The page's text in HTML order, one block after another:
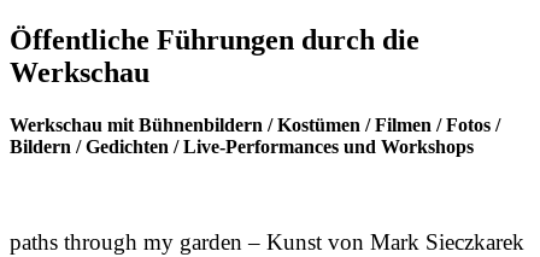
Öffentliche Führungen durch die
Werkschau
Werkschau mit Bühnenbildern / Kostümen / Filmen / Fotos /
Bildern / Gedichten / Live-Performances und Workshops
paths through my garden – Kunst von Mark Sieczkarek